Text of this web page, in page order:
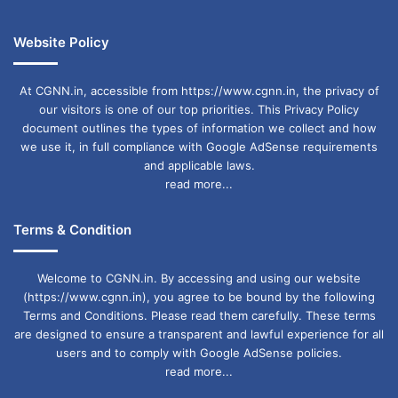
सोनपुर तथा बोड़ला तहसील के ग्राम पंचायत चण्डालपुर का
नाम परिवर्तन कर ग्राम पंचायत चन्दनपुर किए जाने का
निर्णय लिया गया।
4 मंत्रिपरिषद द्वारा छत्तीसगढ़ राज्य की कला, संस्कृति को
बढ़ावा देने के लिए राज्य में कलाग्राम की स्थापना हेतु नवा
रायपुर अटल नगर में संस्कृति विभाग को 10 एकड़ भूमि
निःशुल्क आबंटित करने तथा उक्त भूमि के विरूद्ध प्रतिपूर्ति
राशि नवा रायपुर अटल नगर विकास प्राधिकरण को भुगतान
करने का निर्णय लिया गया।
यह कलाग्राम शिल्पकारों, लोक कलाकारों और परंपरागत
Website Policy
At CGNN.in, accessible from https://www.cgnn.in, the privacy of
our visitors is one of our top priorities. This Privacy Policy
document outlines the types of information we collect and how
we use it, in full compliance with Google AdSense requirements
and applicable laws.
read more...
Terms & Condition
Welcome to CGNN.in. By accessing and using our website
(https://www.cgnn.in), you agree to be bound by the following
Terms and Conditions. Please read them carefully. These terms
are designed to ensure a transparent and lawful experience for all
users and to comply with Google AdSense policies.
read more...